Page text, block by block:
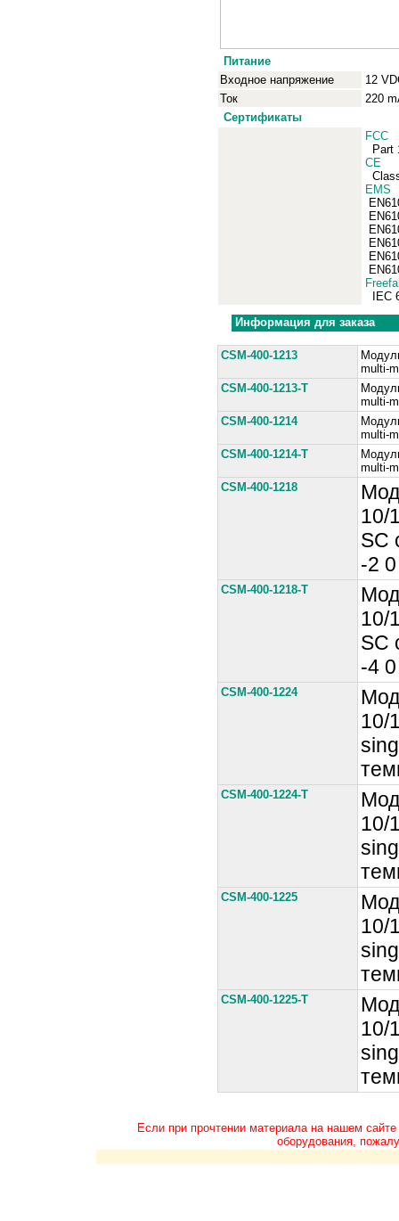
Питание
Входное напряжение
12
Ток
220
Сертификаты
FCC
Part
CE
EMS
IEC
Информация для заказа
CSM-400-1213
multi-
CSM-400-1213-T
multi-
CSM-400-1214
multi-
CSM-400-1214-T
multi-
CSM-400-1218
10/
SС
-2
CSM-400-1218-T
10/
SС
-4
CSM-400-1224
10/
CSM-400-1224-T
10/
CSM-400-1225
10/
CSM-400-1225-T
10/
Если при прочтении материала на нашем
оборудования,